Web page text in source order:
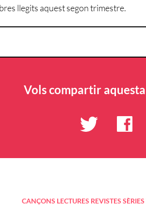
llegits aquest segon trimestre.
Vols compartir
CANÇONS LECTURES REVISTES